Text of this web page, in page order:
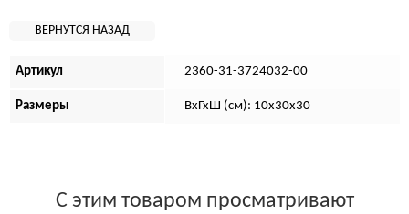
Артикул 2360-31-3724032-00
Размеры ВхГхШ (см): 10х30х30
С этим товаром просматривают